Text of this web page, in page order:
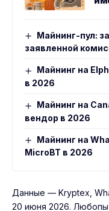
Майнинг-пул:
заявленной
Майнинг на
в 2026
Майнинг на
вендор в 2026
Майнинг на
MicroBT в 2026
Данные — Kryptex,
20 июня 2026.